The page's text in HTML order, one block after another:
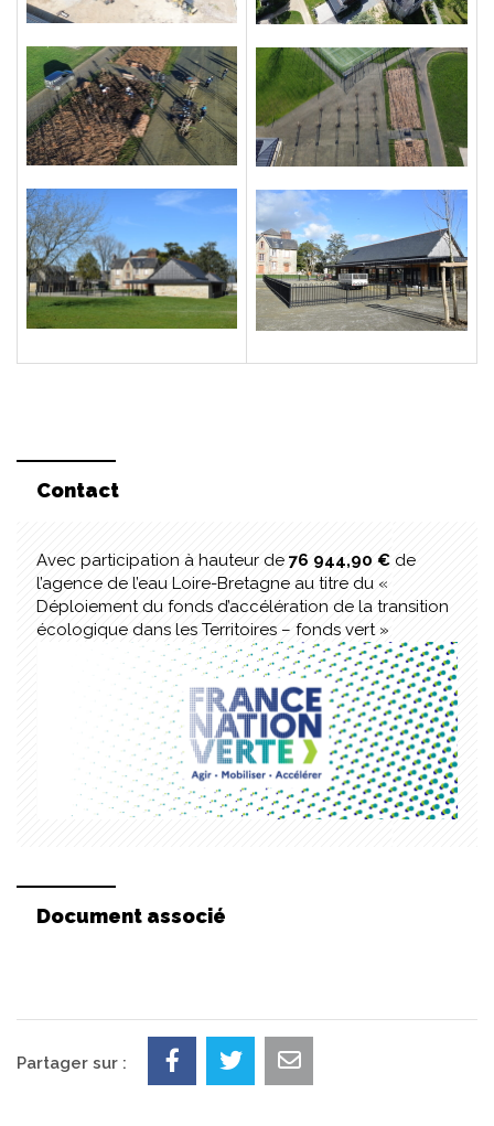
Contact
Avec participation à hauteur de 76 944,90 € de
l’agence de l’eau Loire-Bretagne au titre du «
Déploiement du fonds d’accélération de la transition
écologique dans les Territoires – fonds vert »
Document associé
Partager sur :